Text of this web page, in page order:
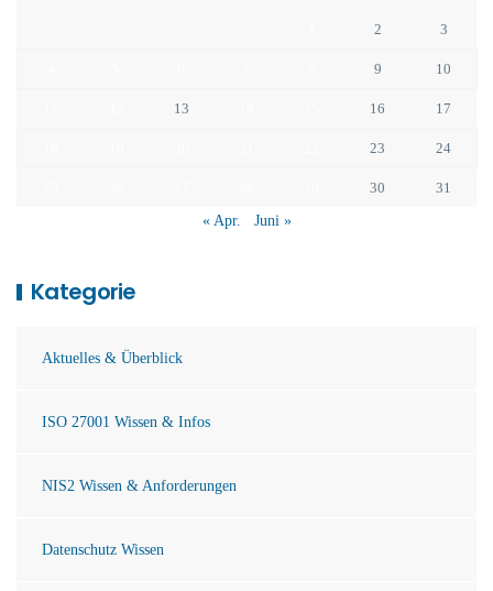
2 3
9 10
13 16 17
23 24
30
31
« Apr.
Juni »
Kategorie
Aktuelles & Überblick
ISO 27001 Wissen & Infos
NIS2 Wissen & Anforderungen
Datenschutz Wissen